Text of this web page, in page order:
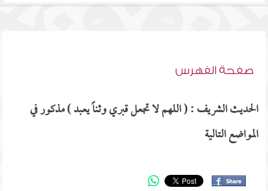
صفحة الفهرس
الحديث الشريف : ( اللهم لا تجعل قبري وثناً يعبد ) مذكور في
المواضع التالية